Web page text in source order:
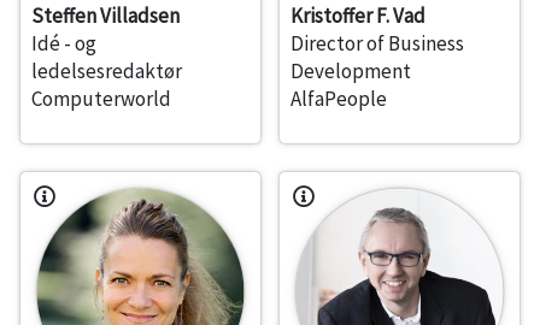
Steffen Villadsen
Idé - og
ledelsesredaktør
Computerworld
Kristoffer F. Vad
Director of Business
Development
AlfaPeople